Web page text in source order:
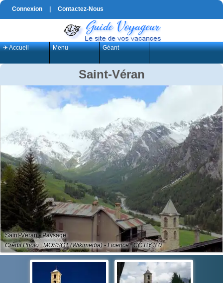
Connexion Contactez-Nous
✈ Accueil Menu Géant
Saint-Véran
Saint-Véran - Paysage
Crédit Photo : MOSSOT (Wikimedia) - Licence : CC BY 3.0